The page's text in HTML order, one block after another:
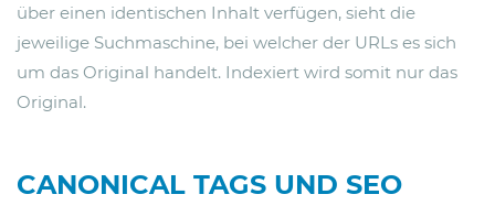
über einen identischen Inhalt verfügen, sieht die
jeweilige Suchmaschine, bei welcher der URLs es sich
um das Original handelt. Indexiert wird somit nur das
Original.
CANONICAL TAGS UND SEO